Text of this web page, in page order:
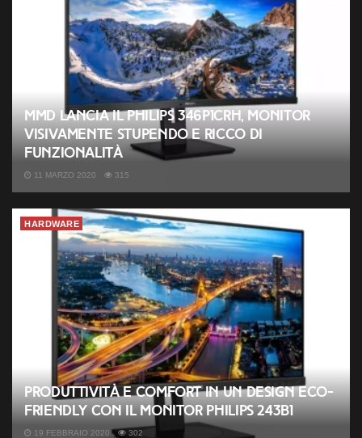
MMD lancia il Philips 346P1CRH, monitor
visivamente stupendo e ricco di
funzionalità
11 MARZO 2020 315
HARDWARE
Produttività e comfort in un design eco-
friendly con il monitor Philips 243B1
19 FEBBRAIO 2020 302